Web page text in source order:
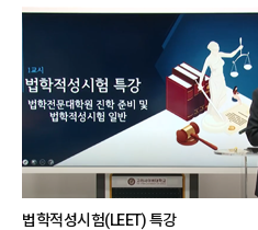
법학적성시험(LEET) 특강